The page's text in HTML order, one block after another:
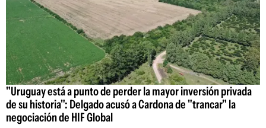
"Uruguay está a punto de perder la mayor inversión privada
de su historia": Delgado acusó a Cardona de "trancar" la
negociación de HIF Global